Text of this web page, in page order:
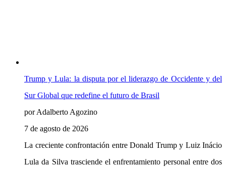
Trump y Lula: la disputa por el liderazgo de Occidente y del
Sur Global que redefine el futuro de Brasil
por Adalberto Agozino
7 de agosto de 2026
La creciente confrontación entre Donald Trump y Luiz Inácio
Lula da Silva trasciende el enfrentamiento personal entre dos